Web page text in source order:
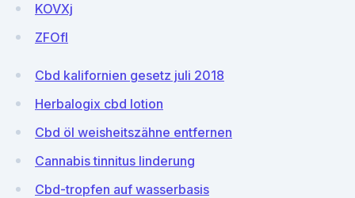
KOVXj
ZFOfl
Cbd kalifornien gesetz juli 2018
Herbalogix cbd lotion
Cbd öl weisheitszähne entfernen
Cannabis tinnitus linderung
Cbd-tropfen auf wasserbasis